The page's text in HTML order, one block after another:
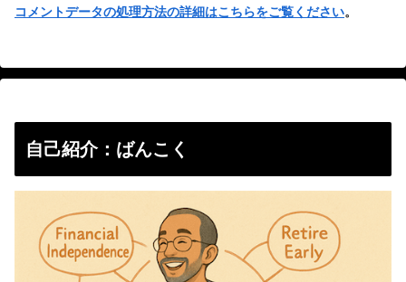
コメントデータの処理方法の詳細はこちらをご覧ください。
自己紹介：ばんこく